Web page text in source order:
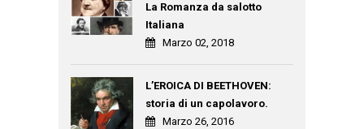
La Romanza da salotto
Italiana
Marzo 02, 2018
L’EROICA DI BEETHOVEN:
storia di un capolavoro.
Marzo 26, 2016